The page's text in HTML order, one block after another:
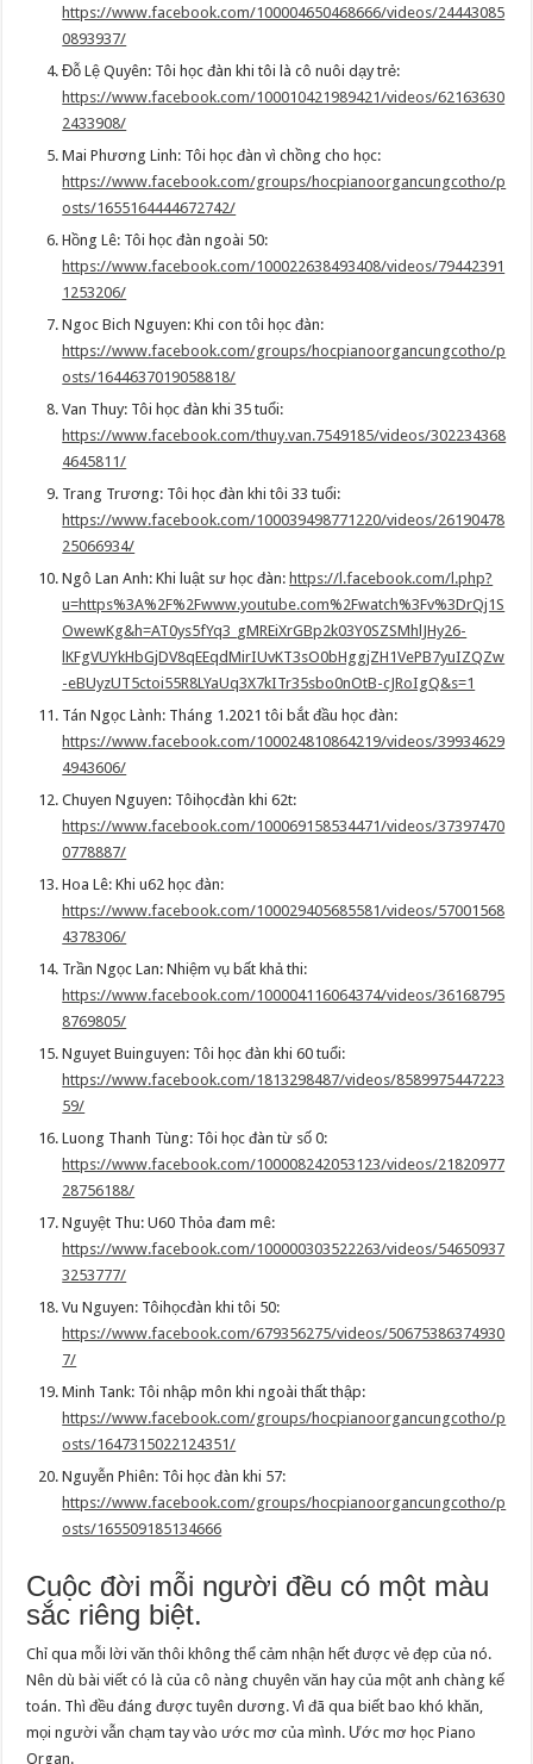
https://www.facebook.com/100004650468666/videos/24443085
0893937/
Đỗ Lệ Quyên: Tôi học đàn khi tôi là cô nuôi dạy trẻ:
https://www.facebook.com/100010421989421/videos/62163630
2433908/
Mai Phương Linh: Tôi học đàn vì chồng cho học:
https://www.facebook.com/groups/hocpianoorgancungcotho/p
osts/1655164444672742/
Hồng Lê: Tôi học đàn ngoài 50:
https://www.facebook.com/100022638493408/videos/79442391
1253206/
Ngoc Bich Nguyen: Khi con tôi học đàn:
https://www.facebook.com/groups/hocpianoorgancungcotho/p
osts/1644637019058818/
Van Thuy: Tôi học đàn khi 35 tuổi:
https://www.facebook.com/thuy.van.7549185/videos/302234368
4645811/
Trang Trương: Tôi học đàn khi tôi 33 tuổi:
https://www.facebook.com/100039498771220/videos/26190478
25066934/
Ngô Lan Anh: Khi luật sư học đàn: https://l.facebook.com/l.php?
u=https%3A%2F%2Fwww.youtube.com%2Fwatch%3Fv%3DrQj1S
OwewKg&h=AT0ys5fYq3_gMREiXrGBp2k03Y0SZSMhlJHy26-
lKFgVUYkHbGjDV8qEEqdMirIUvKT3sO0bHggjZH1VePB7yuIZQZw
-eBUyzUT5ctoi55R8LYaUq3X7kITr35sbo0nOtB-cJRoIgQ&s=1
Tán Ngọc Lành: Tháng 1.2021 tôi bắt đầu học đàn:
https://www.facebook.com/100024810864219/videos/39934629
4943606/
Chuyen Nguyen: Tôihọcđàn khi 62t:
https://www.facebook.com/100069158534471/videos/37397470
0778887/
Hoa Lê: Khi u62 học đàn:
https://www.facebook.com/100029405685581/videos/57001568
4378306/
Trần Ngọc Lan: Nhiệm vụ bất khả thi:
https://www.facebook.com/100004116064374/videos/36168795
8769805/
Nguyet Buinguyen: Tôi học đàn khi 60 tuổi:
https://www.facebook.com/1813298487/videos/8589975447223
59/
Luong Thanh Tùng: Tôi học đàn từ số 0:
https://www.facebook.com/100008242053123/videos/21820977
28756188/
Nguyệt Thu: U60 Thỏa đam mê:
https://www.facebook.com/100000303522263/videos/54650937
3253777/
Vu Nguyen: Tôihọcđàn khi tôi 50:
https://www.facebook.com/679356275/videos/50675386374930
7/
Minh Tank: Tôi nhập môn khi ngoài thất thập:
https://www.facebook.com/groups/hocpianoorgancungcotho/p
osts/1647315022124351/
Nguyễn Phiên: Tôi học đàn khi 57:
https://www.facebook.com/groups/hocpianoorgancungcotho/p
osts/165509185134666
Cuộc đời mỗi người đều có một màu
sắc riêng biệt.
Chỉ qua mỗi lời văn thôi không thể cảm nhận hết được vẻ đẹp của nó.
Nên dù bài viết có là của cô nàng chuyên văn hay của một anh chàng kế
toán. Thì đều đáng được tuyên dương. Vì đã qua biết bao khó khăn,
mọi người vẫn chạm tay vào ước mơ của mình. Ước mơ học Piano
Organ.